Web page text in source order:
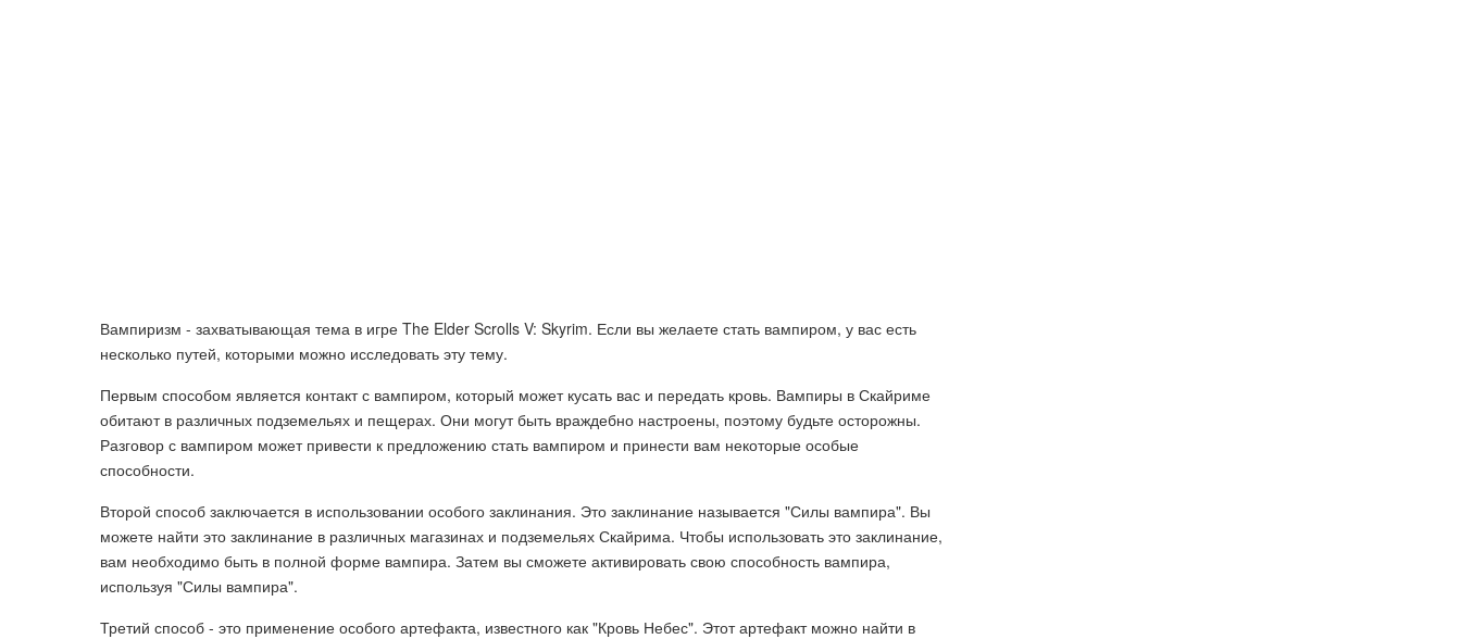
Вампиризм - захватывающая тема в игре The Elder Scrolls V: Skyrim. Если вы желаете стать вампиром, у вас есть
несколько путей, которыми можно исследовать эту тему.
Первым способом является контакт с вампиром, который может кусать вас и передать кровь. Вампиры в Скайриме
обитают в различных подземельях и пещерах. Они могут быть враждебно настроены, поэтому будьте осторожны.
Разговор с вампиром может привести к предложению стать вампиром и принести вам некоторые особые
способности.
Второй способ заключается в использовании особого заклинания. Это заклинание называется "Силы вампира". Вы
можете найти это заклинание в различных магазинах и подземельях Скайрима. Чтобы использовать это заклинание,
вам необходимо быть в полной форме вампира. Затем вы сможете активировать свою способность вампира,
используя "Силы вампира".
Третий способ - это применение особого артефакта, известного как "Кровь Небес". Этот артефакт можно найти в